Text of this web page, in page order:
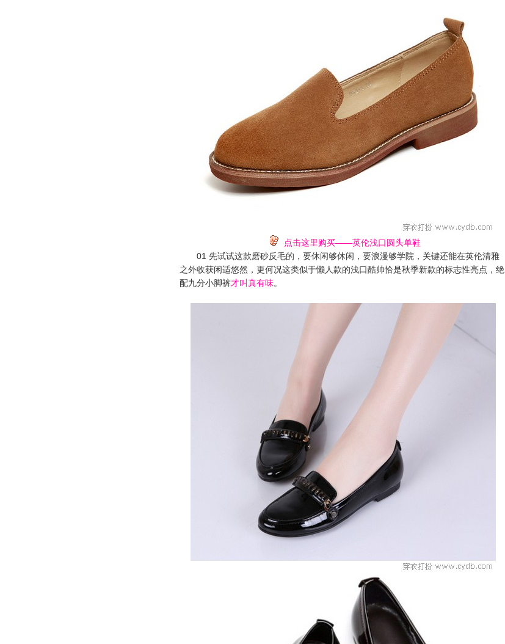
点击这里购买——英伦浅口圆头单鞋
01 先试试这款磨砂反毛的，要休闲够休闲，要浪漫够学院，关键还能在英伦清雅
之外收获闲适悠然，更何况这类似于懒人款的浅口酷帅恰是秋季新款的标志性亮点，绝
配九分小脚裤才叫真有味。